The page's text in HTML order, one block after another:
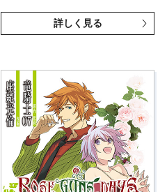
詳しく見る